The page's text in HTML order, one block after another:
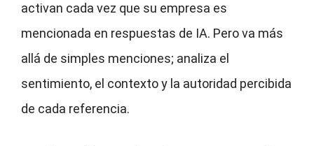
activan cada vez que su empresa es
mencionada en respuestas de IA. Pero va más
allá de simples menciones; analiza el
sentimiento, el contexto y la autoridad percibida
de cada referencia.